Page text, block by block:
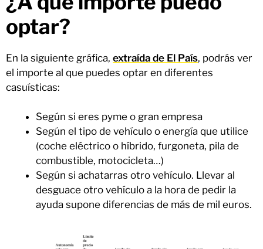
optar?
En la siguiente gráfica, extraída de El País, podrás ver
el importe al que puedes optar en diferentes
casuísticas:
Según si eres pyme o gran empresa
Según el tipo de vehículo o energía que utilice
(coche eléctrico o híbrido, furgoneta, pila de
combustible, motocicleta…)
Según si achatarras otro vehículo. Llevar al
desguace otro vehículo a la hora de pedir la
ayuda supone diferencias de más de mil euros.